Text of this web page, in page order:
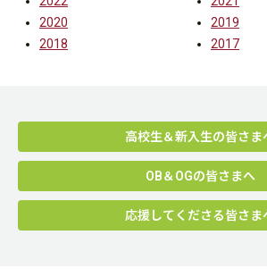
2020
2019
2018
2017
高校生＆新入生の皆さま
OB＆OGの皆さまへ
応援してくださる皆さま